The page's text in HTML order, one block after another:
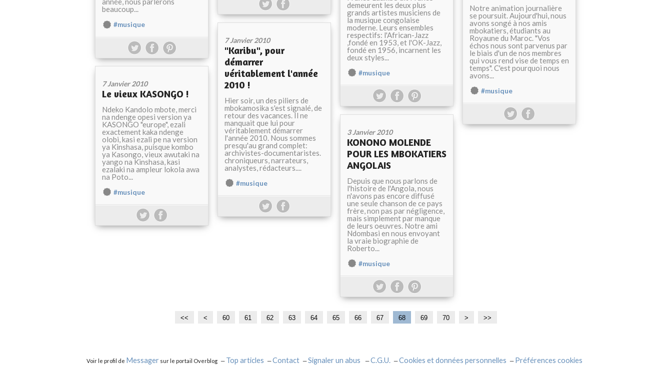
beaucoup...
#musique
demeurent les deux plus
grands artistes musiciens de
la musique congolaise
moderne. Leurs ensembles
respectifs: l'African-Jazz
,fondé en 1953, et l'OK-Jazz,
fondé en 1956, incarnent les
deux styles...
#musique
Notre animation journalière
se poursuit. Aujourd'hui, nous
avons songé à nos amis
mbokatiers, étudiants au
Royaune du Maroc. "Vos
échos nous sont parvenus par
le biais d'un de nos membres
qui vous rend vise de temps en
temps". C'est pourquoi nous
avons...
#musique
7 Janvier 2010
"Karibu", pour
démarrer
véritablement l'année
2010 !
Hier soir, un des piliers de
mbokamosika s'est signalé, de
retour des vacances. Il ne
manquait que lui pour
véritablement démarrer
l'année 2010. Nous sommes
presqu'au grand complet:
archivistes-documentaristes.
chroniqueurs, narrateurs,
analystes, rédacteurs....
#musique
7 Janvier 2010
Le vieux KASONGO !
Ndeko Kandolo mbote, merci
na ndenge opesi version ya
KASONGO "europe", ezali
exactement kaka ndenge
olobi, kasi ezali pe na version
ya Kinshasa, puisque kombo
ya Kasongo, vieux awutaki na
yango na Kinshasa, kasi
ezalaki na ampleur lokola awa
na Poto...
#musique
3 Janvier 2010
KONONO MOLENDE
POUR LES MBOKATIERS
ANGOLAIS
Depuis que nous parlons de
l'histoire de l'Angola, nous
n'avons pas encore diffusé
une seule chanson de ce pays
frère, non pas par négligence,
mais simplement par manque
de leurs oeuvres. Notre ami
Ndombasi en nous envoyant
la vraie biographie de
Roberto...
#musique
<< <
1
2
3
4
5
60 61 62 63 64 65 66 67 68 69 70
8
9
> >>
Voir le profil de Messager sur le portail Overblog Top articles Contact Signaler un abus C.G.U. Cookies et données personnelles Préférences cookies